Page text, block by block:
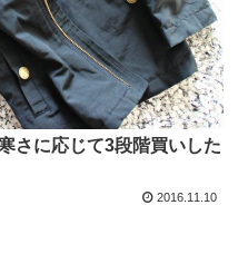
さに応じて3段階買いした
2016.11.10